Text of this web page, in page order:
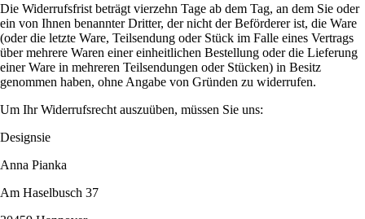
Die Widerrufsfrist beträgt vierzehn Tage ab dem Tag, an dem Sie oder
ein von Ihnen benannter Dritter, der nicht der Beförderer ist, die Ware
(oder die letzte Ware, Teilsendung oder Stück im Falle eines Vertrags
über mehrere Waren einer einheitlichen Bestellung oder die Lieferung
einer Ware in mehreren Teilsendungen oder Stücken) in Besitz
genommen haben, ohne Angabe von Gründen zu widerrufen.
Um Ihr Widerrufsrecht auszuüben, müssen Sie uns:
Designsie
Anna Pianka
Am Haselbusch 37